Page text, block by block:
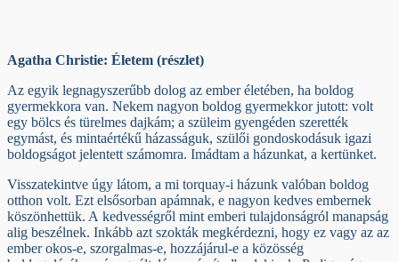
Agatha Christie: Életem (részlet)
Az egyik legnagyszerűbb dolog az ember életében, ha boldog
gyermekkora van. Nekem nagyon boldog gyermekkor jutott: volt
egy bölcs és türelmes dajkám; a szüleim gyengéden szerették
egymást, és mintaértékű házasságuk, szülői gondoskodásuk igazi
boldogságot jelentett számomra. Imádtam a házunkat, a kertünket.
Visszatekintve úgy látom, a mi torquay-i házunk valóban boldog
otthon volt. Ezt elsősorban apámnak, e nagyon kedves embernek
köszönhettük. A kedvességről mint emberi tulajdonságról manapság
alig beszélnek. Inkább azt szokták megkérdezni, hogy ez vagy az az
ember okos-e, szorgalmas-e, hozzájárul-e a közösség